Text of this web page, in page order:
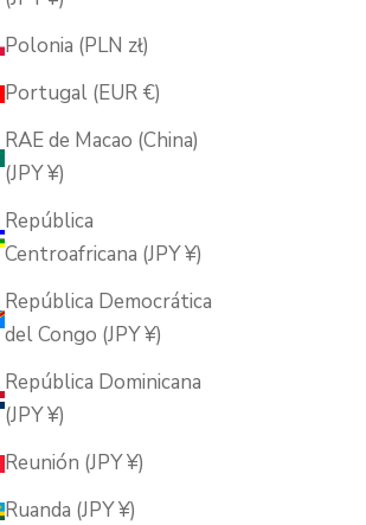
Polonia (PLN zł)
Portugal (EUR €)
RAE de Macao (China)
(JPY ¥)
República
Centroafricana (JPY ¥)
República Democrática
del Congo (JPY ¥)
República Dominicana
(JPY ¥)
Reunión (JPY ¥)
Ruanda (JPY ¥)